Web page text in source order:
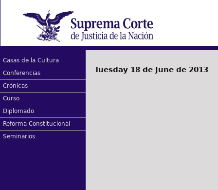
Casas de la Cultura
Conferencias
Crónicas
Curso
Diplomado
Reforma Constitucional
Seminarios
Tuesday 18 de June de 2013